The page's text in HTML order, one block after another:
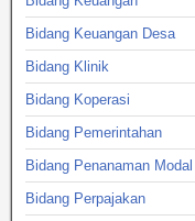
Bidang Keuangan Desa
Bidang Klinik
Bidang Koperasi
Bidang Pemerintahan
Bidang Penanaman Modal
Bidang Perpajakan